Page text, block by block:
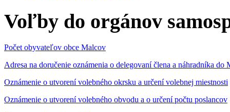
Voľby do orgánov
Počet obyvateľov obce Malcov
Adresa na doručenie oznámenia o delegovaní člena a náhradníka
Oznámenie o utvorení volebného okrsku a určení volebnej miestnosti
Oznámenie o utvorení volebného obvodu a o určení počtu poslancov